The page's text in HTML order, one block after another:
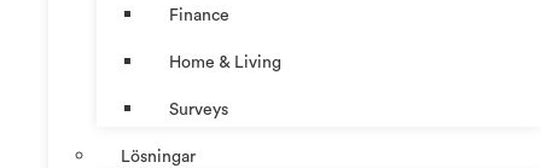
Finance
Home & Living
Surveys
Lösningar